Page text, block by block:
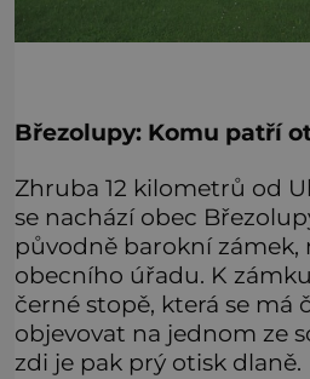
Březolupy: Komu patří
Zhruba 12 kilometrů od
se nachází obec
původně barokní zámek,
obecního úřadu. K
černé stopě, která se má
objevovat na jednom ze
zdi je pak prý otisk dlaně.